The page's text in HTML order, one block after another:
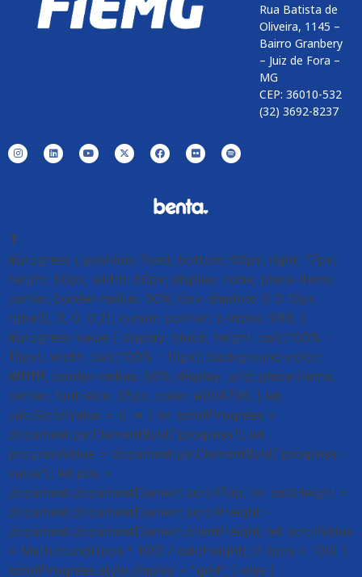
Rua Batista de
Oliveira, 1145 –
Bairro Granbery
– Juiz de Fora –
MG
CEP: 36010-532
(32) 3692-8237
⤒
#progress { position: fixed; bottom: 90px; right: 17px;
height: 60px; width: 60px; display: none; place-items:
center; border-radius: 50%; box-shadow: 0 0 10px
rgba(0, 0, 0, 0.2); cursor: pointer; z-index: 999; }
#progress-value { display: block; height: calc(100% -
15px); width: calc(100% - 15px); background-color:
#ffffff; border-radius: 50%; display: grid; place-items:
center; font-size: 35px; color: #004796; } let
calcScrollValue = () => { let scrollProgress =
document.getElementById("progress"); let
progressValue = document.getElementById("progress-
value"); let pos =
document.documentElement.scrollTop; let calcHeight =
document.documentElement.scrollHeight -
document.documentElement.clientHeight; let scrollValue
= Math.round((pos * 100) / calcHeight); if (pos > 100) {
scrollProgress.style.display = "grid"; } else {